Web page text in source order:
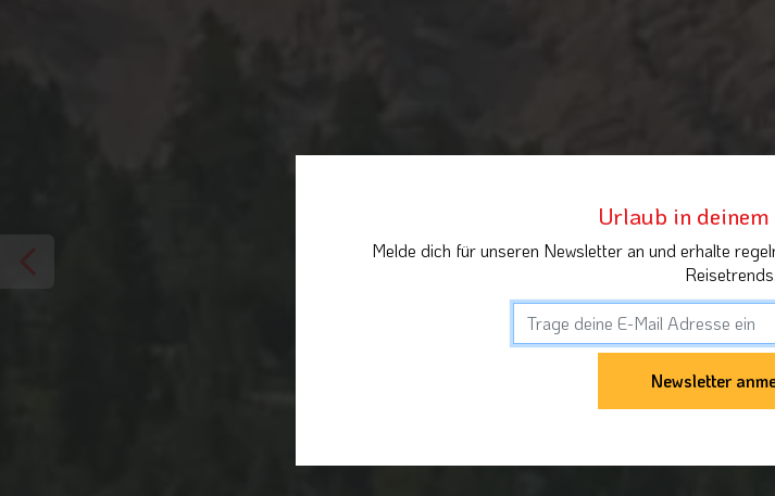
Urlaub in
Melde dich für unseren Newsletter an und erhalte
Reisetrends.